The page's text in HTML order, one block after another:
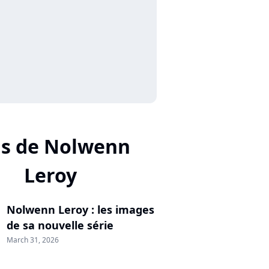
de Nolwenn
Leroy
Nolwenn Leroy : les images
de sa nouvelle série
March 31, 2026